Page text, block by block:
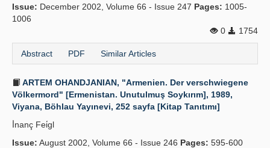
Issue: December 2002, Volume 66 - Issue 247 Pages: 1005-
1006
0
1754
Abstract PDF Similar Articles
ARTEM OHANDJANIAN, "Armenien. Der verschwiegene
Völkermord" [Ermenistan. Unutulmuş Soykırım], 1989,
Viyana, Böhlau Yayınevi, 252 sayfa [Kitap Tanıtımı]
İ̇nanç Fei̇gl
Issue: August 2002, Volume 66 - Issue 246 Pages: 595-600